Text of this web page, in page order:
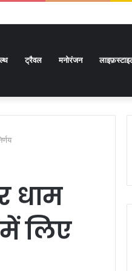
ट्रैवल मनोरंजन
धाम
लिए